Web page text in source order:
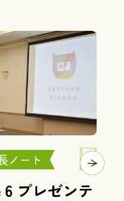
ノート
プレゼンテ